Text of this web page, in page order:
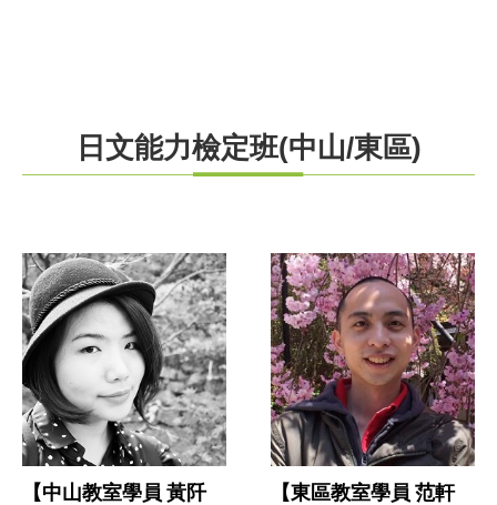
日文能力檢定班(中山/東區)
【中山教室學員 黃阡 【東區教室學員 范軒